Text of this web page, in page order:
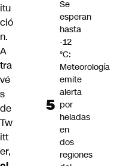
itu
ció
n.
A
tra
vé
s
de
Tw
itt
er,
Se
esperan
hasta
-12
°C:
Meteorología
emite
alerta
por
heladas
en
dos
regiones